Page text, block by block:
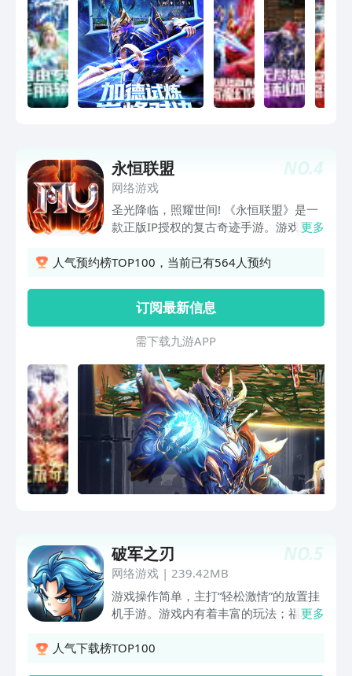
NO.4
永恒联盟
网络游戏
圣光降临，照耀世间! 《永恒联盟》是一
款正版IP授权的复古奇迹手游。游戏采用
风谷呼啸的寒风、仙踪林的鸟语花香、血
掘。经典玩法悉数登场，狼魂要塞、火龙
王、恶魔广场，感受原汁原味的端游风
情；激情PK问鼎大陆，攻城战、赤色要
塞，体验热血沸腾的战斗场面。全地图野
外自由探索的模式，内置会员免费领取！
更多
人气预约榜TOP100，当前已有564人预约
订阅最新信息
需 下 载 九 游 A P P
NO.5
破军之刃
网络游戏| 239.42MB
游戏操作简单，主打“轻松激情”的放置挂
机手游。游戏内有着丰富的玩法；福利诚
更多
人气下载榜TOP100